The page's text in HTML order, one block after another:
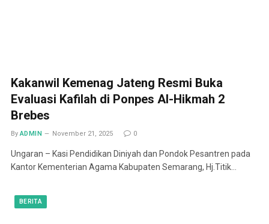
Kakanwil Kemenag Jateng Resmi Buka
Evaluasi Kafilah di Ponpes Al-Hikmah 2
Brebes
By ADMIN November 21, 2025 0
Ungaran – Kasi Pendidikan Diniyah dan Pondok Pesantren pada
Kantor Kementerian Agama Kabupaten Semarang, Hj.Titik…
BERITA